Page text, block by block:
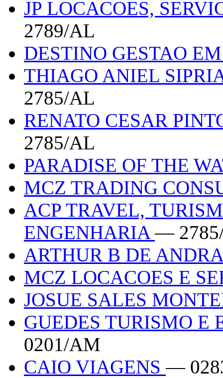
JP LOCACOES,
2789/AL
DESTINO GESTAO
THIAGO ANIEL
2785/AL
RENATO CESAR
2785/AL
PARADISE OF THE
MCZ TRADING
ACP TRAVEL,
ENGENHARIA—
ARTHUR B DE
MCZ LOCACOES E
JOSUE SALES
GUEDES TURISMO E
0201/AM
CAIO VIAGENS—